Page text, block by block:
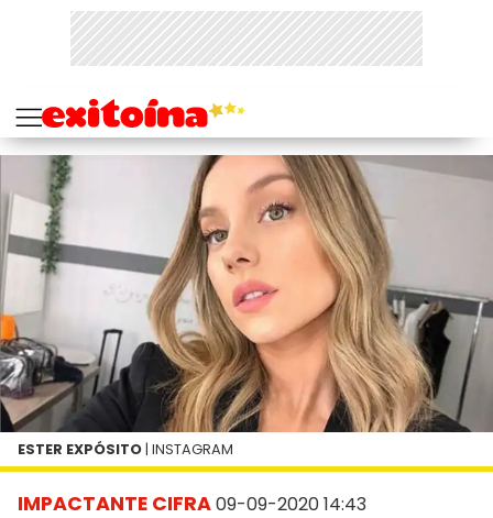
IMPACTANTE CIFRA09-09-2020 14:43
ESTER EXPÓSITO | INSTAGRAM